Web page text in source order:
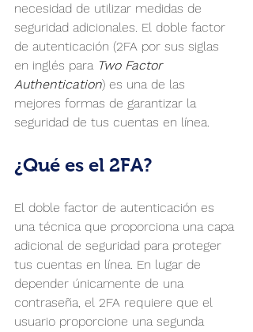
necesidad de utilizar medidas de
seguridad adicionales. El doble factor
de autenticación (2FA por sus siglas
en inglés para Two Factor
Authentication) es una de las
mejores formas de garantizar la
seguridad de tus cuentas en línea.
¿Qué es el 2FA?
El doble factor de autenticación es
una técnica que proporciona una capa
adicional de seguridad para proteger
tus cuentas en línea. En lugar de
depender únicamente de una
contraseña, el 2FA requiere que el
usuario proporcione una segunda